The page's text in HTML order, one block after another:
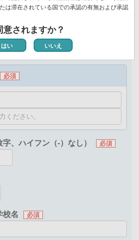
）
、ハイフン（-）なし）
校名
は滞在されている国での承認の有無および承認
意されますか？
はい いいえ